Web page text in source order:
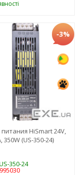
-3%
HiSmart 24V,
350W (US-350-24)
350-24